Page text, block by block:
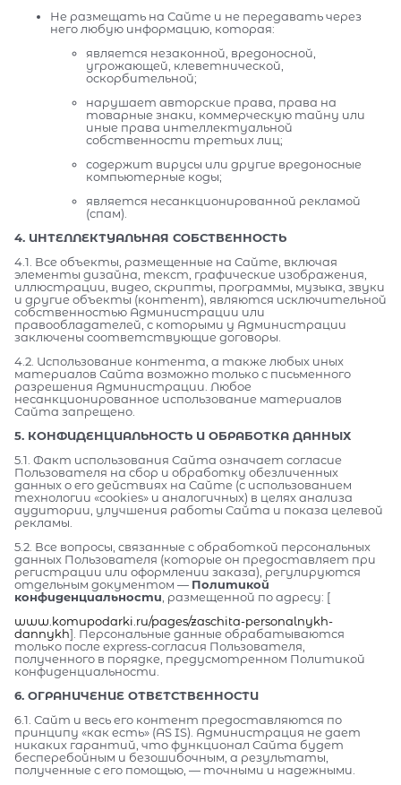
Не размещать на Сайте и не передавать через
него любую информацию, которая:
является незаконной, вредоносной,
угрожающей, клеветнической,
оскорбительной;
нарушает авторские права, права на
товарные знаки, коммерческую тайну или
иные права интеллектуальной
собственности третьих лиц;
содержит вирусы или другие вредоносные
компьютерные коды;
является несанкционированной рекламой
(спам).
4. ИНТЕЛЛЕКТУАЛЬНАЯ СОБСТВЕННОСТЬ
4.1. Все объекты, размещенные на Сайте, включая
элементы дизайна, текст, графические изображения,
иллюстрации, видео, скрипты, программы, музыка, звуки
и другие объекты (контент), являются исключительной
собственностью Администрации или
правообладателей, с которыми у Администрации
заключены соответствующие договоры.
4.2. Использование контента, а также любых иных
материалов Сайта возможно только с письменного
разрешения Администрации. Любое
несанкционированное использование материалов
Сайта запрещено.
5. КОНФИДЕНЦИАЛЬНОСТЬ И ОБРАБОТКА ДАННЫХ
5.1. Факт использования Сайта означает согласие
Пользователя на сбор и обработку обезличенных
данных о его действиях на Сайте (с использованием
технологии «cookies» и аналогичных) в целях анализа
аудитории, улучшения работы Сайта и показа целевой
рекламы.
5.2. Все вопросы, связанные с обработкой персональных
данных Пользователя (которые он предоставляет при
регистрации или оформлении заказа), регулируются
отдельным документом — Политикой
конфиденциальности , размещенной по адресу: [
www.komupodarki.ru/pages/zaschita-personalnykh-
dannykh]. Персональные данные обрабатываются
только после express-согласия Пользователя,
полученного в порядке, предусмотренном Политикой
конфиденциальности.
6. ОГРАНИЧЕНИЕ ОТВЕТСТВЕННОСТИ
6.1. Сайт и весь его контент предоставляются по
принципу «как есть» (AS IS). Администрация не дает
никаких гарантий, что функционал Сайта будет
бесперебойным и безошибочным, а результаты,
полученные с его помощью, — точными и надежными.